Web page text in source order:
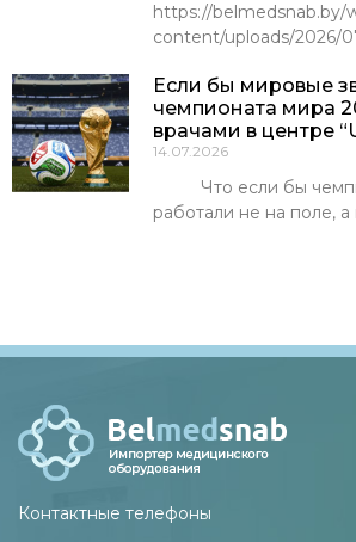
https://belmedsnab.by/
content/uploads/2026/
Если бы мировые
чемпионата мира
врачами в центре
14.07.2026
Что если бы
работали не на поле,
Контактные телефоны